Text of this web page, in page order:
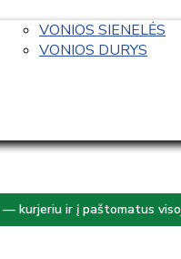
VONIOS SIENELĖS
VONIOS DURYS
kurjeriu ir į paštomatus